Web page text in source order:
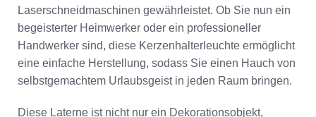
Laserschneidmaschinen gewährleistet. Ob Sie nun ein
begeisterter Heimwerker oder ein professioneller
Handwerker sind, diese Kerzenhalterleuchte ermöglicht
eine einfache Herstellung, sodass Sie einen Hauch von
selbstgemachtem Urlaubsgeist in jeden Raum bringen.
Diese Laterne ist nicht nur ein Dekorationsobjekt,